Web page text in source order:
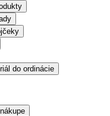
do ordinácie